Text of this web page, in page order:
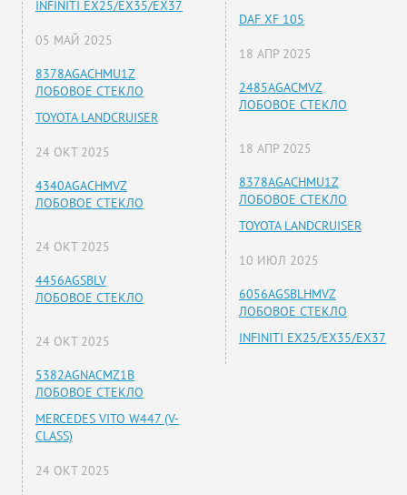
INFINITI EX25/EX35/EX37
05 МАЙ 2025
8378AGACHMU1Z
ЛОБОВОЕ СТЕКЛО
TOYOTA LANDCRUISER
24 ОКТ 2025
4340AGACHMVZ
ЛОБОВОЕ СТЕКЛО
24 ОКТ 2025
4456AGSBLV
ЛОБОВОЕ СТЕКЛО
24 ОКТ 2025
5382AGNACMZ1B
ЛОБОВОЕ СТЕКЛО
MERCEDES VITO W447 (V-
CLASS)
24 ОКТ 2025
DAF XF 105
18 АПР 2025
2485AGACMVZ
ЛОБОВОЕ СТЕКЛО
18 АПР 2025
8378AGACHMU1Z
ЛОБОВОЕ СТЕКЛО
TOYOTA LANDCRUISER
10 ИЮЛ 2025
6056AGSBLHMVZ
ЛОБОВОЕ СТЕКЛО
INFINITI EX25/EX35/EX37